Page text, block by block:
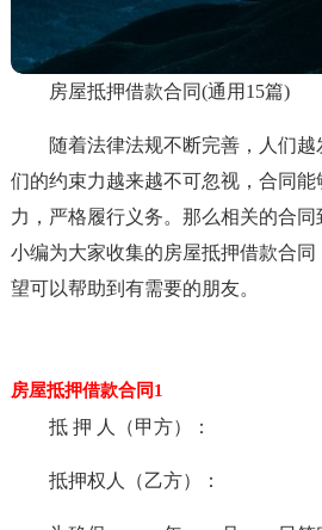
房屋抵押借款合同(通用15篇)
随着法律法规不断完善，人们
们的约束力越来越不可忽视，合同
力，严格履行义务。那么相关的合
小编为大家收集的房屋抵押借款合
望可以帮助到有需要的朋友。
房屋抵押借款合同1
抵 押 人（甲方）：
抵押权人（乙方）：